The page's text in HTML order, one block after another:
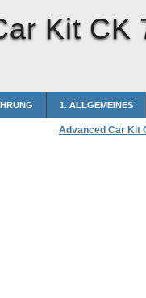
Kit CK
1. ALLGEMEINES
Advanced Car Kit